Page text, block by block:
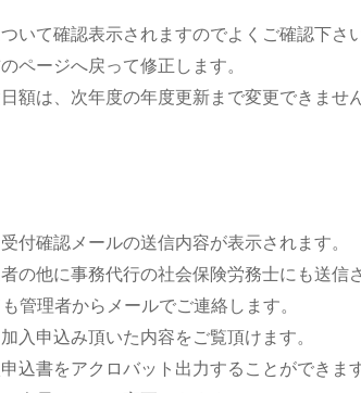
いて確認表示されますのでよくご確認下さい
ページへ戻って修正します。
額は、次年度の年度更新まで変更できません
付確認メールの送信内容が表示されます。
の他に事務代行の社会保険労務士にも送信
管理者からメールでご連絡します。
入申込み頂いた内容をご覧頂けます。
込書をアクロバット出力することができます